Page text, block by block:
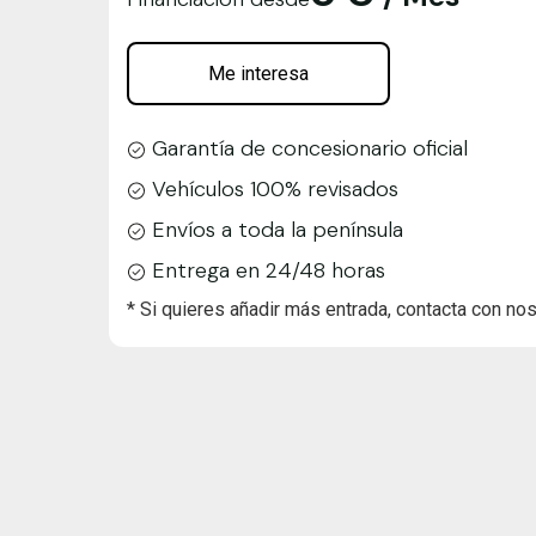
Me interesa
Garantía de concesionario oficial
Vehículos 100% revisados
Envíos a toda la península
Entrega en 24/48 horas
* Si quieres añadir más entrada, contacta con